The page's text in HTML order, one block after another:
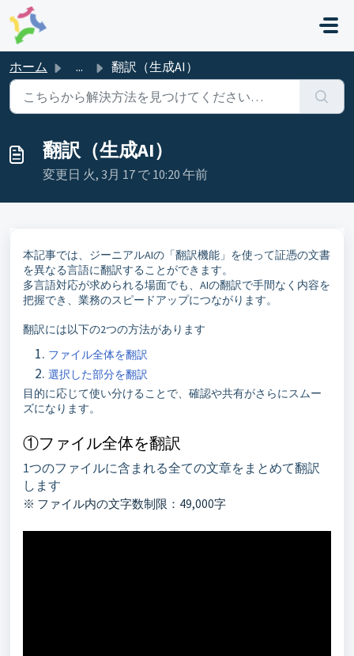
メインコンテンツに移動
ホーム ... 翻訳（生成AI）
翻訳（生成AI）
変更日 火, 3月 17 で 10:20 午前
本記事では、ジーニアルAIの「翻訳機能」を使って証憑の文書
を異なる言語に翻訳することができます。
多言語対応が求められる場面でも、AIの翻訳で手間なく内容を
把握でき、業務のスピードアップにつながります。
翻訳には以下の2つの方法があります
ファイル全体を翻訳
選択した部分を翻訳
目的に応じて使い分けることで、確認や共有がさらにスムー
ズになります。
①ファイル全体を翻訳
1つのファイルに含まれる全ての文章をまとめて翻訳
します
※ ファイル内の文字数制限：49,000字